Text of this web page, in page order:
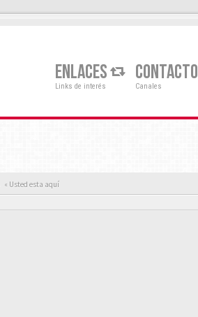
ENLACES
Links de interés
CONTACTO
Canales
« Usted esta aquí